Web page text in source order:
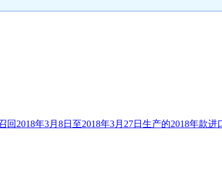
2018年3月8日至2018年3月27日生产的2018年款进